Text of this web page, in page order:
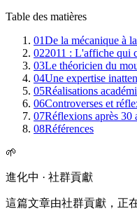
Table des matières
01De la mécanique à
022011 : L'affiche qui
03Le théoricien du
04Une expertise
05Réalisations
06Controverses et
07Réflexions après 30
08Références
🌱
進化中 · 社群貢獻
這篇文章由社群貢獻，正